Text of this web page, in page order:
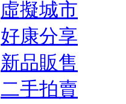
虛擬城市
好康分享
新品販售
二手拍賣